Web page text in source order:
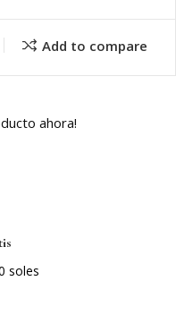
Add to compare
ahora!
soles